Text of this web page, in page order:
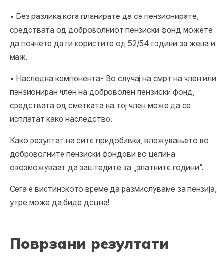
• Без разлика кога планирате да се пензионирате,
средствата од доброволниот пензиски фонд можете
да почнете да ги користите од 52/54 години за жена и
маж.
• Наследна компонента- Во случај на смрт на член или
пензиониран член на доброволен пензиски фонд,
средствата од сметката на тој член може да се
исплатат како наследство.
Како резултат на сите придобивки, вложувањето во
доброволните пензиски фондови во целина
овозможуваат да заштедите за „златните години“.
Сега е вистинското време да размислуваме за пензија,
утре може да биде доцна!
Поврзани резултати